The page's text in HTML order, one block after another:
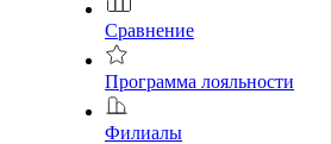
Сравнение
Программа лояльности
Филиалы